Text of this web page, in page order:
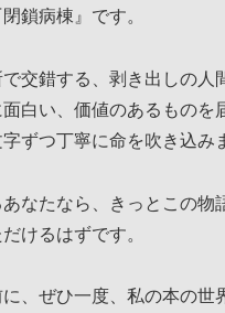
鎖病棟』です。
交錯する、剥き出しの人
白い、価値のあるものを
ずつ丁寧に命を吹き込み
なたなら、きっとこの物
けるはずです。
、ぜひ一度、私の本の世